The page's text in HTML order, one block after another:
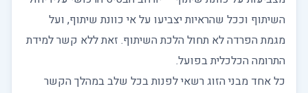
השיתוף וככל שהראיות יצביעו על אי כוונת שיתוף, ועל
מגמת הפרדה לא תחול הלכת השיתוף. זאת ללא קשר למידת
התרומה הכלכלית בפועל.
כל אחד מבני הזוג רשאי לפנות בכל שלב במהלך הקשר